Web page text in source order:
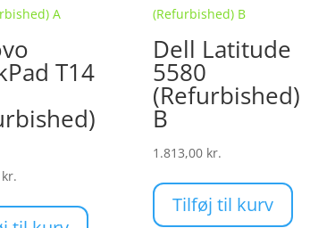
T14
kr.
Dell Latitude
5580
(Refurbished)
B
1.813,00 kr.
Tilføj til kurv